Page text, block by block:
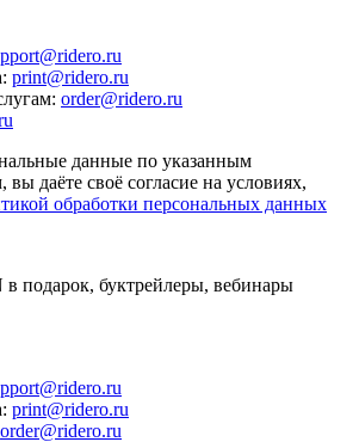
: print@ridero.ru
: order@ridero.ru
данные по указанным
даёте своё согласие на условиях,
обработки персональных данных
подарок, буктрейлеры, вебинары
: print@ridero.ru
order@ridero.ru